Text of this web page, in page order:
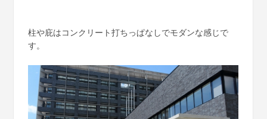
柱や庇はコンクリート打ちっぱなしでモダンな感じで
す。